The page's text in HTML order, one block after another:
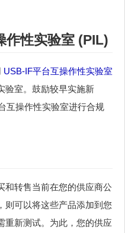
作性实验室 (PIL)
USB-IF平台互操作性实验室
验室。鼓励较早实施新
互操作性实验室进行合规
和转售当前在您的供应商公
则可以将这些产品添加到您
重新测试。为此，您的供应